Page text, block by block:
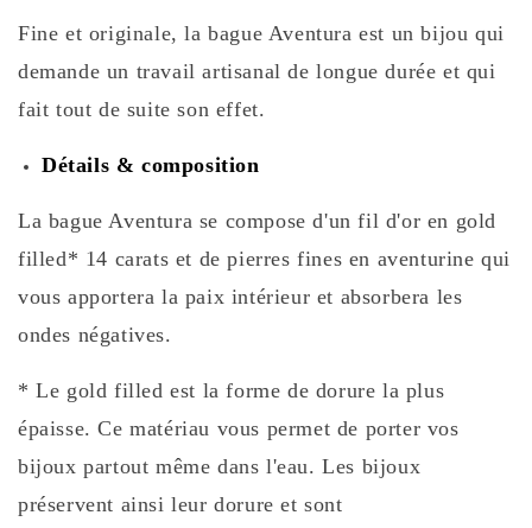
Fine et originale, la bague Aventura est un bijou qui
demande un travail artisanal de longue durée et qui
fait tout de suite son effet.
Détails & composition
La bague Aventura se compose d'un fil d'or en gold
filled* 14 carats et de pierres fines en aventurine qui
vous apportera la paix intérieur et absorbera les
ondes négatives.
* Le gold filled est la forme de dorure la plus
épaisse. Ce matériau vous permet de porter vos
bijoux partout même dans l'eau. Les bijoux
préservent ainsi leur dorure et sont